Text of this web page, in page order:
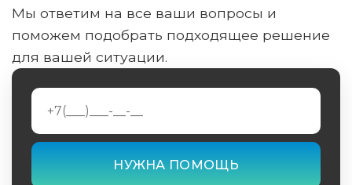
Мы ответим на все ваши вопросы и
поможем подобрать подходящее решение
для вашей ситуации.